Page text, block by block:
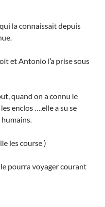
la connaissait depuis
et Antonio l’a prise sous
quand on a connu le
enclos ….elle a su se
humains.
les course )
pourra voyager courant